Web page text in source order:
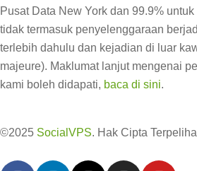
Pusat Data New York dan 99.9%
tidak termasuk penyelenggaraan
terlebih dahulu dan kejadian di luar
majeure). Maklumat lanjut mengenai
kami boleh didapati, baca di sini.
©2025 SocialVPS. Hak Cipta